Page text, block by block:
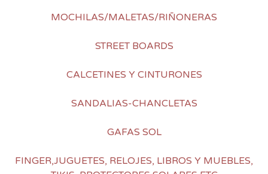
MOCHILAS/MALETAS/RIÑONERAS
STREET BOARDS
CALCETINES Y CINTURONES
SANDALIAS-CHANCLETAS
GAFAS SOL
FINGER,JUGUETES, RELOJES, LIBROS Y MUEBLES,